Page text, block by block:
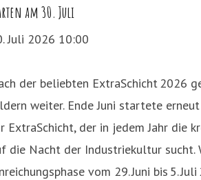
am 30. Juli
Juli 2026 10:00
der beliebten ExtraSchicht 2026
weiter. Ende Juni startete
ExtraSchicht, der in jedem Jahr die
die Nacht der Industriekultur sucht.
vom 29. Juni bis 5.